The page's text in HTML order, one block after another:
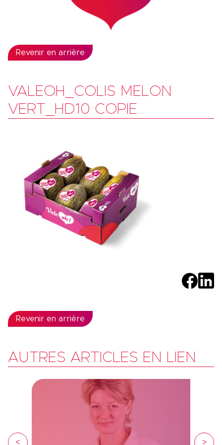
Revenir en arrière
VALEOH_COLIS MELON
VERT_HD10 COPIE
Revenir en arrière
AUTRES ARTICLES EN LIEN
< >